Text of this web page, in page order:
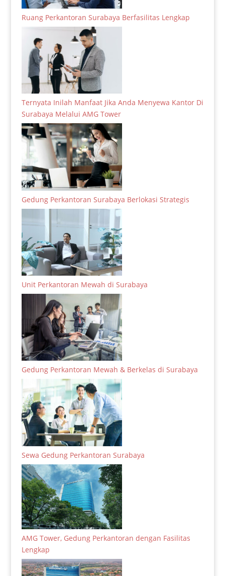
Ruang Perkantoran Surabaya Berfasilitas Lengkap
Ternyata Inilah Manfaat Jika Anda Menyewa Kantor Di
Surabaya Melalui AMG Tower
Gedung Perkantoran Surabaya Berlokasi Strategis
Unit Perkantoran Mewah di Surabaya
Gedung Perkantoran Mewah & Berkelas di Surabaya
Sewa Gedung Perkantoran Surabaya
AMG Tower, Gedung Perkantoran dengan Fasilitas
Lengkap